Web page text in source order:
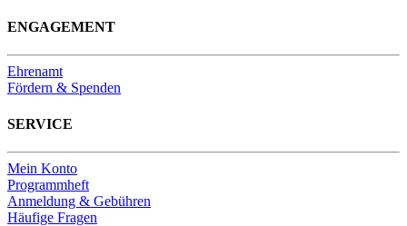
ENGAGEMENT
Ehrenamt
Fördern & Spenden
SERVICE
Mein Konto
Programmheft
Anmeldung & Gebühren
Häufige Fragen